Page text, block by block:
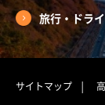
旅行・ドラ
サイトマップ